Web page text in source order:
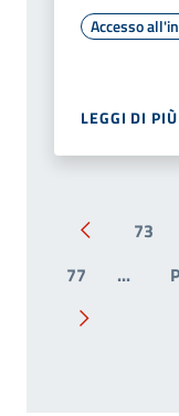
Accesso
LEGGI DI PIÙ
Pagina73
77
...
Pagina